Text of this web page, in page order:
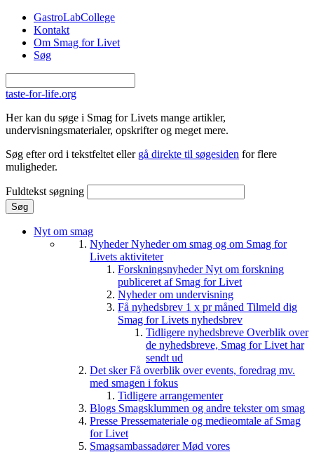
Gå til hovedindhold
GastroLabCollege
Kontakt
Om Smag for Livet
Søg
taste-for-life.org
Her kan du søge i Smag for Livets mange artikler,
undervisningsmaterialer, opskrifter og meget mere.
Søg efter ord i tekstfeltet eller gå direkte til søgesiden for flere
muligheder.
Fuldtekst søgning
Nyt om smag
NyhederNyheder om smag og om Smag for
Livets aktiviteter
ForskningsnyhederNyt om forskning
publiceret af Smag for Livet
Nyheder om undervisning
Få nyhedsbrev 1 x pr måned Tilmeld dig
Smag for Livets nyhedsbrev
Tidligere nyhedsbreve Overblik over
de nyhedsbreve, Smag for Livet har
sendt ud
Det skerFå overblik over events, foredrag mv.
med smagen i fokus
Tidligere arrangementer
Blogs Smagsklummen og andre tekster om smag
Presse Pressemateriale og medieomtale af Smag
for Livet
SmagsambassadørerMød vores